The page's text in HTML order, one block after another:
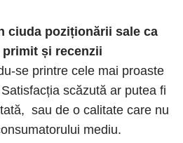
ciuda poziționării sale ca
și recenzii
se printre cele mai proaste
scăzută ar putea fi
sau de o calitate care nu
mediu.